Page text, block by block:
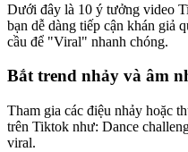
Dưới đây là 10 ý tưởng video
bạn dễ dàng tiếp cận khán giả
cầu để "Viral" nhanh chóng.
Bắt trend nhảy và âm
Tham gia các điệu nhảy hoặc
trên Tiktok như: Dance
viral.